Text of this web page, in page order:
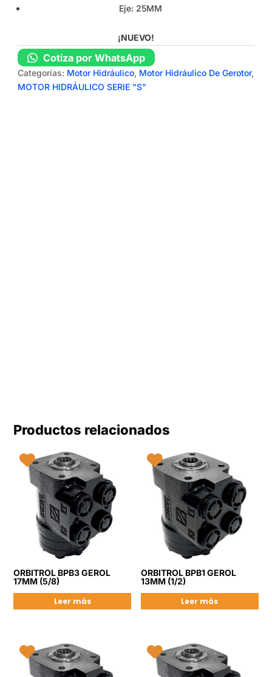
Eje: 25MM
¡NUEVO!
Cotiza por WhatsApp
Categorías: Motor Hidráulico, Motor Hidráulico De Gerotor,
MOTOR HIDRÁULICO SERIE "S"
Productos relacionados
ORBITROL BPB3 GEROL
17MM (5/8)
Leer más
ORBITROL BPB1 GEROL
13MM (1/2)
Leer más